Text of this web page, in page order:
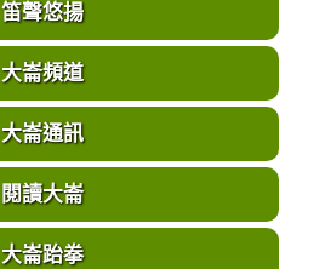
笛聲悠揚
大崙頻道
大崙通訊
閱讀大崙
大崙跆拳